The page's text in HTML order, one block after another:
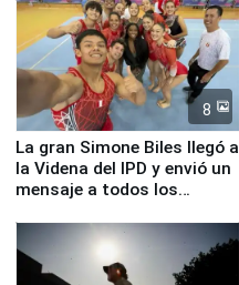
8
La gran Simone Biles llegó a
la Videna del IPD y envió un
mensaje a todos los